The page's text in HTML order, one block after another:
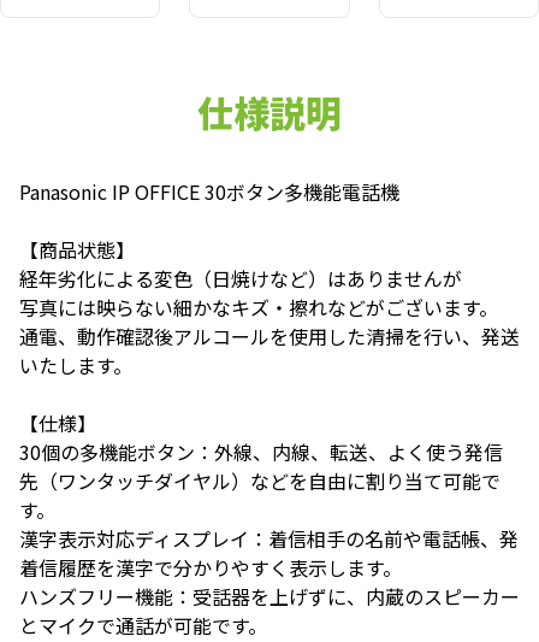
仕様説明
Panasonic IP OFFICE 30ボタン多機能電話機
【商品状態】
経年劣化による変色（日焼けなど）はありませんが
写真には映らない細かなキズ・擦れなどがございます。
通電、動作確認後アルコールを使用した清掃を行い、発送
いたします。
【仕様】
30個の多機能ボタン：外線、内線、転送、よく使う発信
先（ワンタッチダイヤル）などを自由に割り当て可能で
す。
漢字表示対応ディスプレイ：着信相手の名前や電話帳、発
着信履歴を漢字で分かりやすく表示します。
ハンズフリー機能：受話器を上げずに、内蔵のスピーカー
とマイクで通話が可能です。